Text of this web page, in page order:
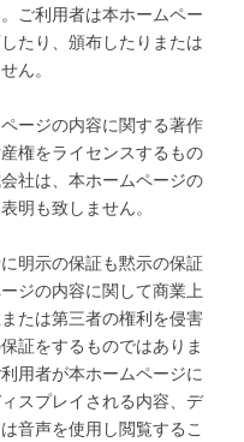
ご利用者は本ホームペー
たり、頒布したりまたは
ん。
ージの内容に関する著作
権をライセンスするもの
社は、本ホームページの
明も致しません。
明示の保証も黙示の保証
ジの内容に関して商業上
たは第三者の権利を侵害
証をするものではありま
用者が本ホームページに
スプレイされる内容、デ
音声を使用し閲覧するこ